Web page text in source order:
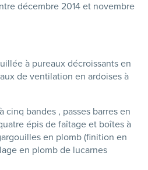
décembre 2014 et novembre
à pureaux décroissants en
de ventilation en ardoises à
cinq bandes , passes barres en
épis de faîtage et boîtes à
en plomb (finition en
en plomb de lucarnes